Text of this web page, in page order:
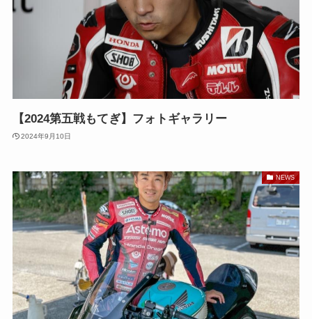
【2024第五戦もてぎ】フォトギャラリー
2024年9月10日
NEWS